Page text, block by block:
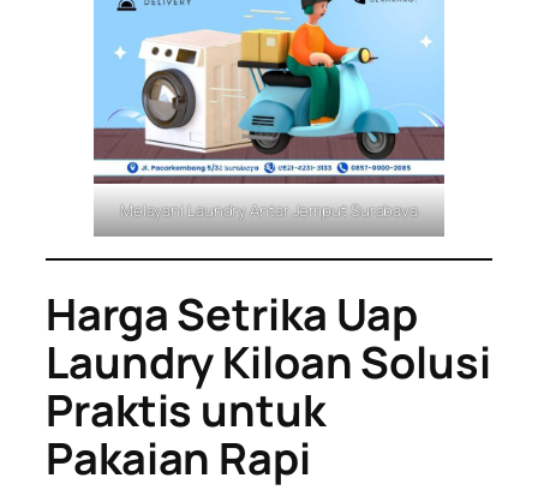
Melayani Laundry Antar Jemput Surabaya
Harga Setrika Uap
Laundry Kiloan Solusi
Praktis untuk
Pakaian Rapi